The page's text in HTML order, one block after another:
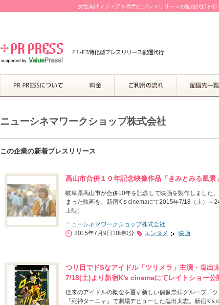
女性向けメディアを専門にプレスリリースの配信代行を
ニューシネマワークショップ株式会社
この企業の新着プレスリリース
高山市合併１０年記念映像作品「きみとみる風
岐阜県高山市が合併10年を記念して映画を製作しました
まった映画を、新宿K’s cinemaにて2015年7/18（土）
上映）
ニューシネマワークショップ株式会社
2015年7月9日10時0分
エンタメ 映画
つり目でドSなアイドル「ツリメラ」主演・塩出
7/18(土)より新宿K’s cinemaにてレイトショー公
従来のアイドルの概念を覆す新しい偶像崇拝グループ「
『死神ターニャ』で劇場デビューした塩出太志。新宿